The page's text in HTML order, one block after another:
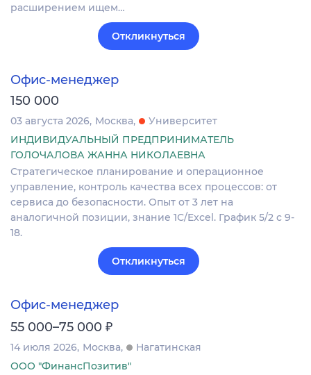
расширением ищем…
Откликнуться
Офис-менеджер
150 000
03 августа 2026 Москва
Университет
ИНДИВИДУАЛЬНЫЙ ПРЕДПРИНИМАТЕЛЬ
ГОЛОЧАЛОВА ЖАННА НИКОЛАЕВНА
Стратегическое планирование и операционное
управление, контроль качества всех процессов: от
сервиса до безопасности. Опыт от 3 лет на
аналогичной позиции, знание 1С/Excel. График 5/2 с 9-
18.
Откликнуться
Офис-менеджер
55 000–75 000 ₽
14 июля 2026 Москва
Нагатинская
ООО "ФинансПозитив"